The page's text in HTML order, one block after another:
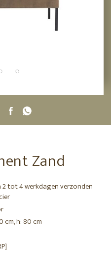
Zand
tot 4 werkdagen verzonden
cm, h: 80 cm